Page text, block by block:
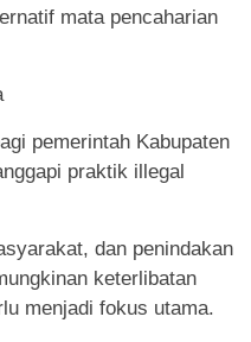
mata pencaharian
pemerintah Kabupaten
praktik illegal
dan penindakan
keterlibatan
menjadi fokus utama.